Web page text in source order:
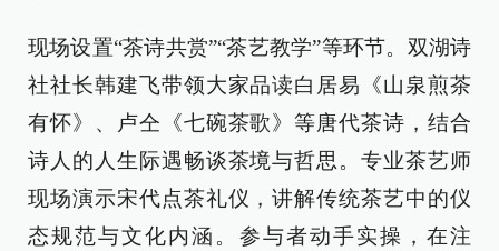
现场设置“茶诗共赏”“茶艺教学”等环节。双湖诗
社社长韩建飞带领大家品读白居易《山泉煎茶
有怀》、卢仝《七碗茶歌》等唐代茶诗，结合
诗人的人生际遇畅谈茶境与哲思。专业茶艺师
现场演示宋代点茶礼仪，讲解传统茶艺中的仪
态规范与文化内涵。参与者动手实操，在注